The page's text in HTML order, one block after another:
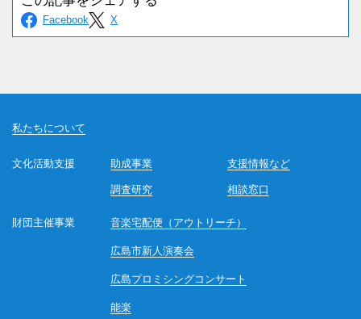
私たちについて
文化活動支援 助成事業
調査研究 相談窓口
支援情報など
財団主催事業 音楽宅配便（アウトリーチ）
広島市新人演奏会
広島プロミシングコンサート
能楽